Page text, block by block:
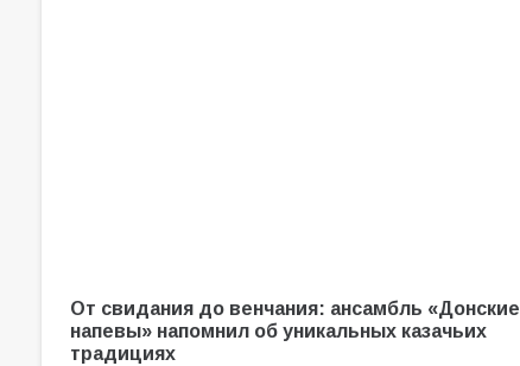
От свидания до венчания: ансамбль «Донские
напевы» напомнил об уникальных казачьих
традициях